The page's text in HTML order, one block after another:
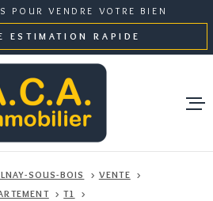
POUR VENDRE VOTRE BIEN
ESTIMATION RAPIDE
SOUS-BOIS
VENTE
T1